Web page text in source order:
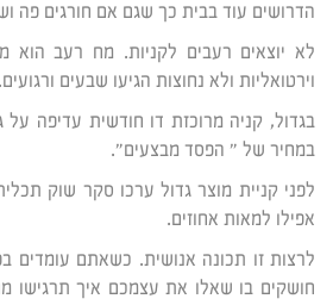
הדרושים עוד בבית כך שגם אם חורגים פה
לא יוצאים רעבים לקניות. מח רעב הוא
וירטואליות ולא נחוצות הגיעו שבעים ורגועים.
בגדול, קניה מרוכזת דו חודשית עדיפה על
במחיר של " הפסד מבצעים".
לפני קניית מוצר גדול ערכו סקר שוק
אפילו למאות אחוזים.
לרצות זו תכונה אנושית. כשאתם עומדים
חושקים בו שאלו את עצמכם איך תרגישו